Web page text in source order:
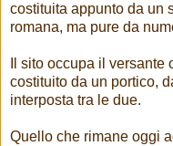
costituita appunto da un
romana, ma pure da
Il sito occupa il
costituito da un portico,
interposta tra le due.
Quello che rimane oggi